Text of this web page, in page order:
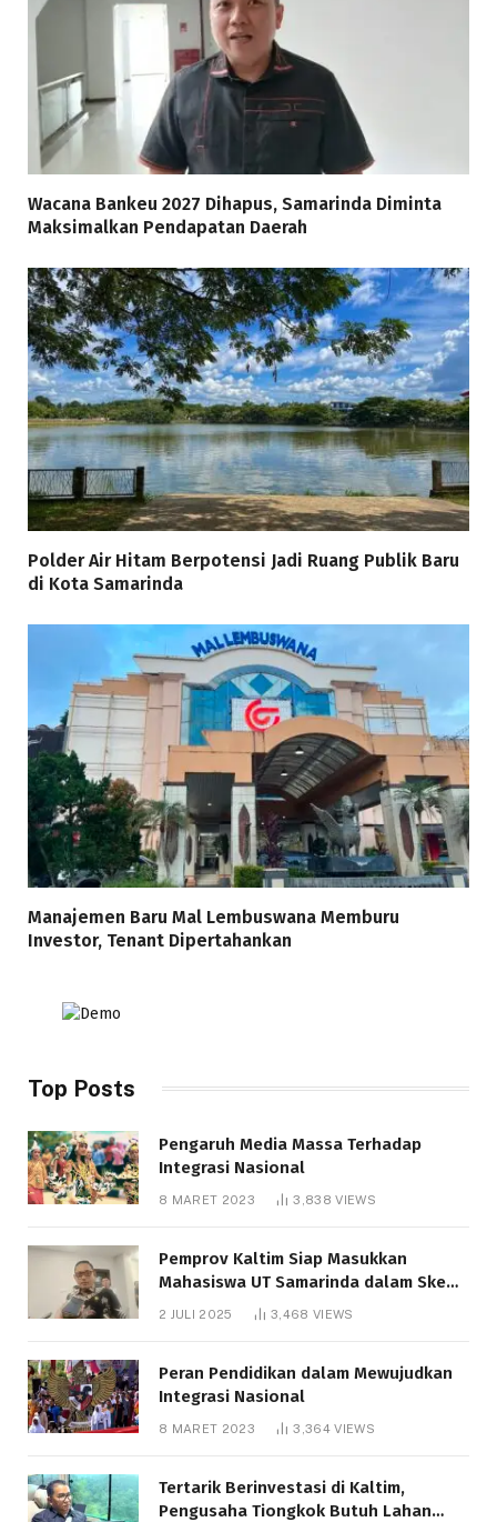
Wacana Bankeu 2027 Dihapus, Samarinda Diminta
Maksimalkan Pendapatan Daerah
Polder Air Hitam Berpotensi Jadi Ruang Publik Baru
di Kota Samarinda
Manajemen Baru Mal Lembuswana Memburu
Investor, Tenant Dipertahankan
Top Posts
Pengaruh Media Massa Terhadap
Integrasi Nasional
8 MARET 2023 3,838VIEWS
Pemprov Kaltim Siap Masukkan
Mahasiswa UT Samarinda dalam Skema
Bantuan Pendidikan Gratispol
2 JULI 2025 3,468 VIEWS
Peran Pendidikan dalam Mewujudkan
Integrasi Nasional
8 MARET 2023 3,364VIEWS
Tertarik Berinvestasi di Kaltim,
Pengusaha Tiongkok Butuh Lahan